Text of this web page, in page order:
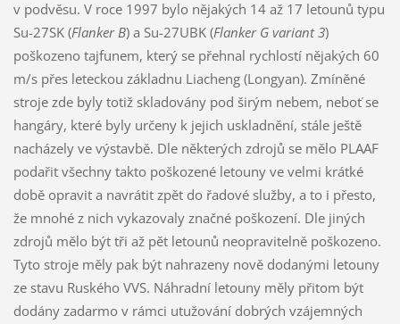
v podvěsu. V roce 1997 bylo nějakých 14 až 17 letounů typu
Su-27SK (Flanker B) a Su-27UBK (Flanker G variant 3)
poškozeno tajfunem, který se přehnal rychlostí nějakých 60
m/s přes leteckou základnu Liacheng (Longyan). Zmíněné
stroje zde byly totiž skladovány pod širým nebem, neboť se
hangáry, které byly určeny k jejich uskladnění, stále ještě
nacházely ve výstavbě. Dle některých zdrojů se mělo PLAAF
podařit všechny takto poškozené letouny ve velmi krátké
době opravit a navrátit zpět do řadové služby, a to i přesto,
že mnohé z nich vykazovaly značné poškození. Dle jiných
zdrojů mělo být tři až pět letounů neopravitelně poškozeno.
Tyto stroje měly pak být nahrazeny nově dodanými letouny
ze stavu Ruského VVS. Náhradní letouny měly přitom být
dodány zadarmo v rámci utužování dobrých vzájemných